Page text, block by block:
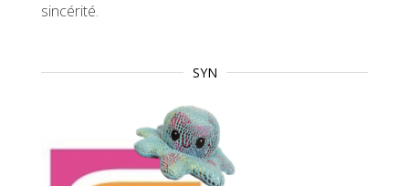
sincérité.
SYN